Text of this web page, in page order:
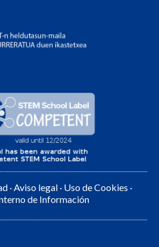
·Aviso legal · Uso de Cookies ·
de Información